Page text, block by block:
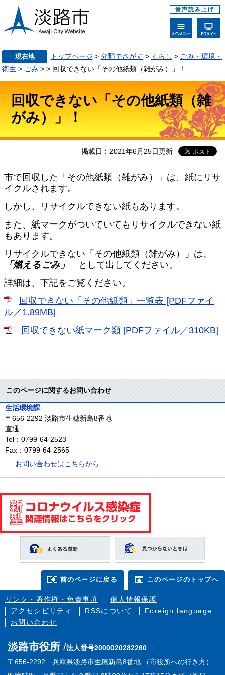
音声読み上げ
現在地 トップページ > 分類でさがす > くらし > ごみ・環境・
衛生 > ごみ > > 回収できない「その他紙類（雑がみ）」！
回収できない「その他紙類（雑
がみ）」！
掲載日：2021年6月25日更新
市で回収した「その他紙類（雑がみ）」は、紙にリサ
イクルされます。
しかし、リサイクルできない紙もあります。
また、紙マークがついていてもリサイクルできない紙
もあります。
リサイクルできない「その他紙類（雑がみ）」は、
「燃えるごみ」
として出してください。
詳細は、下記をご覧ください。
回収できない「その他紙類」一覧表 [PDFファイ
ル／1.89MB]
回収できない紙マーク類 [PDFファイル／310KB]
このページに関するお問い合わせ
生活環境課
〒656-2292 淡路市生穂新島8番地
直通
Tel：0799-64-2523
Fax：0799-64-2565
お問い合わせはこちらから
前のページに戻る このページのトップへ
リンク・著作権・免責事項
個人情報保護
アクセシビリティ
RSSについて
Foreign language
お問い合わせ
淡路市役所
法人番号2000020282260
〒656-2292 兵庫県淡路市生穂新島8番地 （市役所への行き方）